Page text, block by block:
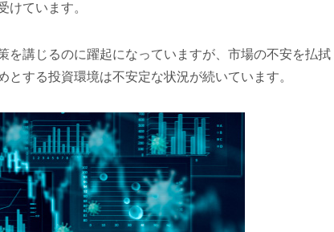
けています。
を講じるのに躍起になっていますが、市場の不安を払拭
する投資環境は不安定な状況が続いています。